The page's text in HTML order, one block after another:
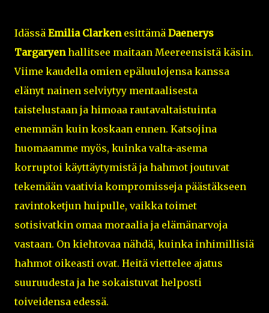
Idässä Emilia Clarkenesittämä Daenerys
Targaryenhallitsee maitaan Meereensistä käsin.
Viime kaudella omien epäluulojensa kanssa
elänyt nainen selviytyy mentaalisesta
taistelustaan ja himoaa rautavaltaistuinta
enemmän kuin koskaan ennen. Katsojina
huomaamme myös, kuinka valta-asema
korruptoi käyttäytymistä ja hahmot joutuvat
tekemään vaativia kompromisseja päästäkseen
ravintoketjun huipulle, vaikka toimet
sotisivatkin omaa moraalia ja elämänarvoja
vastaan. On kiehtovaa nähdä, kuinka inhimillisiä
hahmot oikeasti ovat. Heitä viettelee ajatus
suuruudesta ja he sokaistuvat helposti
toiveidensa edessä.